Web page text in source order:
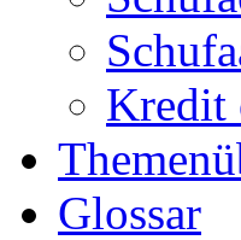
Kredit
Glossar